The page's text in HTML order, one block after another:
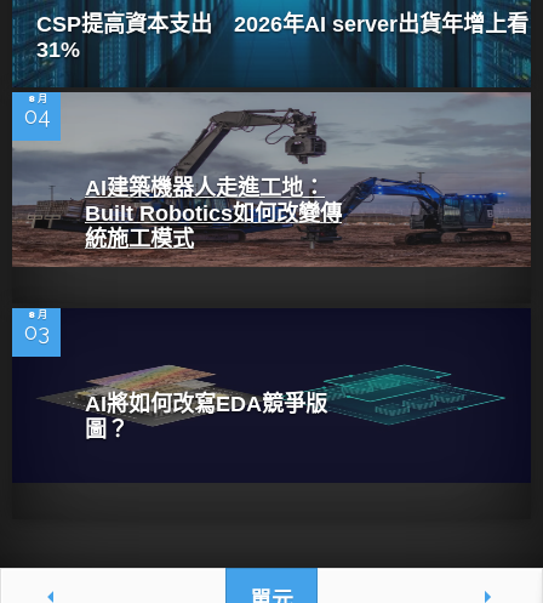
CSP提高資本支出 2026年AI server出貨年增上看
31%
8 月
04
AI建築機器人走進工地：
Built Robotics如何改變傳
統施工模式
8 月
03
AI將如何改寫EDA競爭版
圖？